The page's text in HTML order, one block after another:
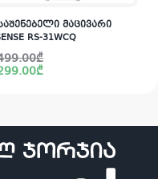
მაცივარი
RS-31WCQ
₾
₾